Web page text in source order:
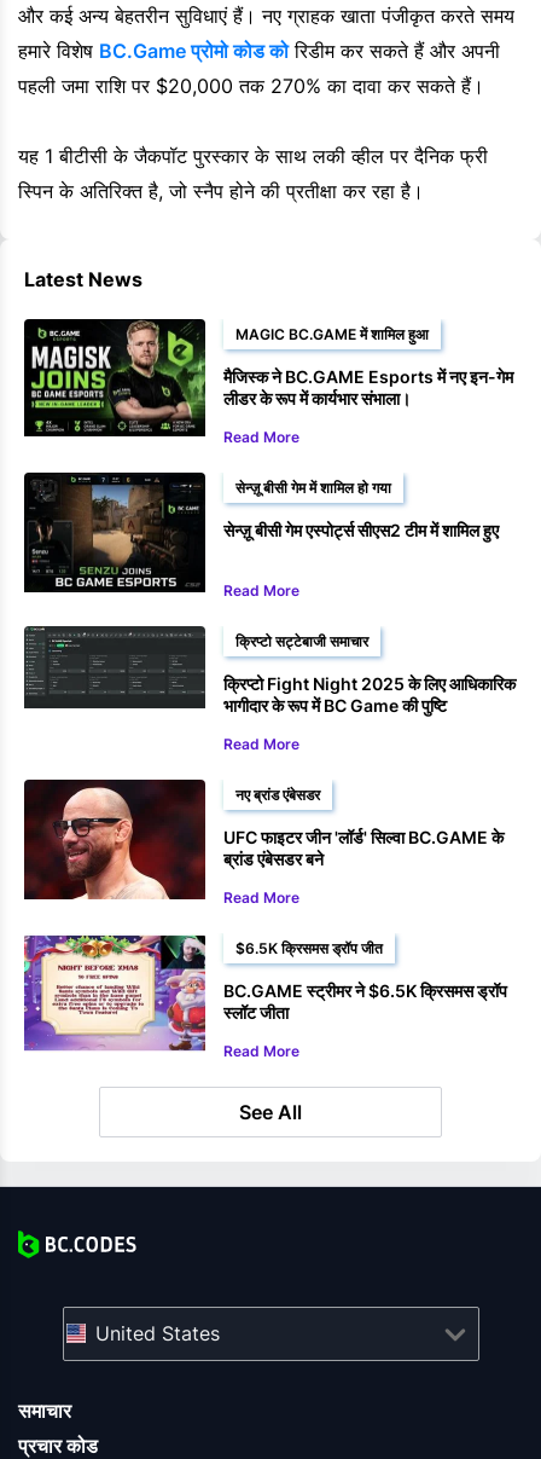
और कई अन्य बेहतरीन सुविधाएं हैं। नए ग्राहक खाता पंजीकृत करते समय
हमारे विशेष BC.Game प्रोमो कोड कोरिडीम कर सकते हैं और अपनी
पहली जमा राशि पर $20,000 तक 270% का दावा कर सकते हैं।
यह 1 बीटीसी के जैकपॉट पुरस्कार के साथ लकी व्हील पर दैनिक फ्री
स्पिन के अतिरिक्त है, जो स्नैप होने की प्रतीक्षा कर रहा है।
Latest News
MAGIC BC.GAME में शामिल हुआ
मैजिस्क ने BC.GAME Esports में नए इन-गेम
लीडर के रूप में कार्यभार संभाला।
Read More
सेन्ज़ू बीसी गेम में शामिल हो गया
सेन्ज़ू बीसी गेम एस्पोर्ट्स सीएस2 टीम में शामिल हुए
Read More
क्रिप्टो सट्टेबाजी समाचार
क्रिप्टो Fight Night 2025 के लिए आधिकारिक
भागीदार के रूप में BC Game की पुष्टि
Read More
नए ब्रांड एंबेसडर
UFC फाइटर जीन 'लॉर्ड' सिल्वा BC.GAME के
ब्रांड एंबेसडर बने
Read More
$6.5K क्रिसमस ड्रॉप जीत
BC.GAME स्ट्रीमर ने $6.5K क्रिसमस ड्रॉप
स्लॉट जीता
Read More
See All
समाचार
प्रचार कोड
United States